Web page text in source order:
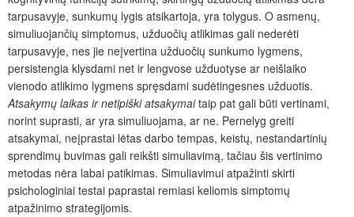
tarpusavyje, sunkumų lygis atsikartoja, yra tolygus. O asmenų,
simuliuojančių simptomus, užduočių atlikimas gali nederėti
tarpusavyje, nes jie neįvertina užduočių sunkumo lygmens,
persistengia klysdami net ir lengvose užduotyse ar neišlaiko
vienodo atlikimo lygmens spręsdami sudėtingesnes užduotis.
Atsakymų laikas ir netipiški atsakymaitaip pat gali būti vertinami,
norint suprasti, ar yra simuliuojama, ar ne. Pernelyg greiti
atsakymai, neįprastai lėtas darbo tempas, keistų, nestandartinių
sprendimų buvimas gali reikšti simuliavimą, tačiau šis vertinimo
metodas nėra labai patikimas. Simuliavimui atpažinti skirti
psichologiniai testai paprastai remiasi keliomis simptomų
atpažinimo strategijomis.